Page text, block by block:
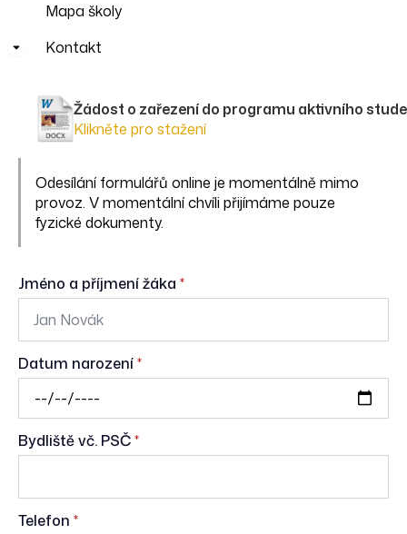
Mapa školy
Kontakt
Žádost o zařezení do programu aktivního
Klikněte pro stažení
Odesílání formulářů online je momentálně mimo
provoz. V momentální chvíli přijímáme pouze
fyzické dokumenty.
Jméno a příjmení žáka *
Datum narození*
Bydliště vč. PSČ*
Telefon *